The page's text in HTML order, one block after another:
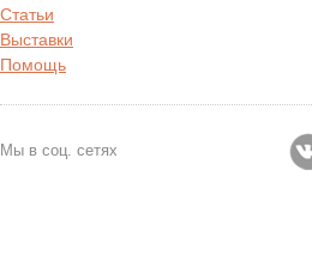
Статьи
Выставки
Помощь
Мы в соц. сетях